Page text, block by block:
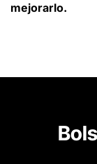
mejorarlo.